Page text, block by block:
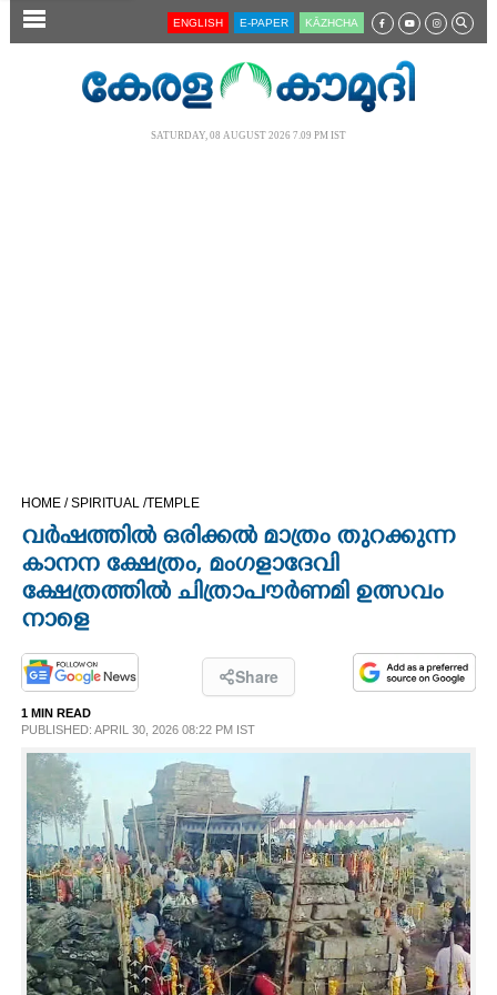
SECTIONS
OPINION
LIFESTYLE
SPIRITUAL
INFO+
ART
ASTRO
ENGLISH E-PAPER KĀZHCHA
SATURDAY, 08 AUGUST 2026 7.09 PM IST
HOME /SPIRITUAL /TEMPLE
വർഷത്തിൽ ഒരിക്കൽ മാത്രം തുറക്കുന്ന
കാനന ക്ഷേത്രം,​ മംഗളാദേവി
ക്ഷേത്രത്തിൽ ചിത്രാപൗർണമി ഉത്സവം
നാളെ
Share
1 MIN READ
PUBLISHED: APRIL 30, 2026 08:22 PM IST